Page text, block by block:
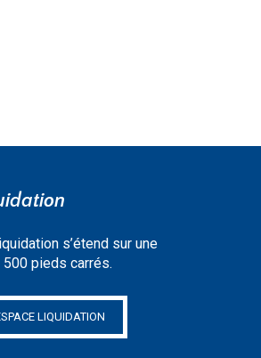
s’étend sur une
pieds carrés.
LIQUIDATION